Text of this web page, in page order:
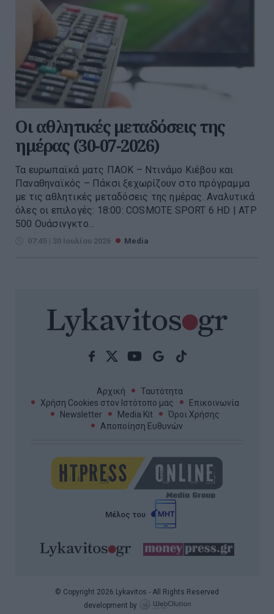
Οι αθλητικές μεταδόσεις της
ημέρας (30-07-2026)
Τα ευρωπαϊκά ματς ΠΑΟΚ – Ντινάμο Κιέβου και
Παναθηναϊκός – Πάκσι ξεχωρίζουν στο πρόγραμμα
με τις αθλητικές μεταδόσεις της ημέρας. Αναλυτικά
όλες οι επιλογές: 18:00: COSMOTE SPORT 6 HD | ATP
500 Ουάσινγκτο...
07:45 | 30 Ιουλίου 2026 Media
Αρχική
Ταυτότητα
Χρήση Cookies στον Ιστότοπο μας
Επικοινωνία
Newsletter
Media Kit
Όροι Χρήσης
Αποποίηση Ευθυνών
Μέλος του
© Copyright 2026 Lykavitos - All Rights Reserved
development by